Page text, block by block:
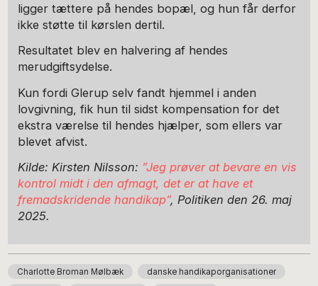
ligger tættere på hendes bopæl, og hun får derfor
ikke støtte til kørslen dertil.
Resultatet blev en halvering af hendes
merudgiftsydelse.
Kun fordi Glerup selv fandt hjemmel i anden
lovgivning, fik hun til sidst kompensation for det
ekstra værelse til hendes hjælper, som ellers var
blevet afvist.
Kilde: Kirsten Nilsson: ”Jeg prøver at bevare en vis
kontrol midt i den afmagt, det er at have et
fremadskridende handikap”, Politiken den 26. maj
2025.
Charlotte Broman Mølbæk danske handikaporganisationer